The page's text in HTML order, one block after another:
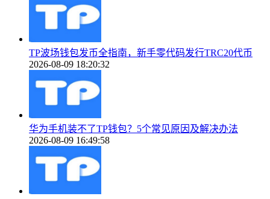
TP波场钱包发币全指南，新手零代码发行TRC20代币
2026-08-09 18:20:32
华为手机装不了TP钱包？5个常见原因及解决办法
2026-08-09 16:49:58